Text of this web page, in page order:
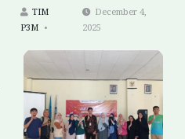
TIM
P3M
December 4,
2025